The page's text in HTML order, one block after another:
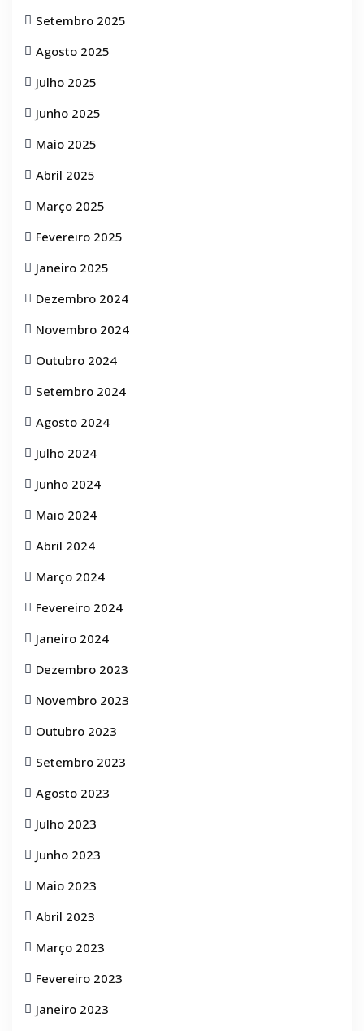
Setembro 2025
Agosto 2025
Julho 2025
Junho 2025
Maio 2025
Abril 2025
Março 2025
Fevereiro 2025
Janeiro 2025
Dezembro 2024
Novembro 2024
Outubro 2024
Setembro 2024
Agosto 2024
Julho 2024
Junho 2024
Maio 2024
Abril 2024
Março 2024
Fevereiro 2024
Janeiro 2024
Dezembro 2023
Novembro 2023
Outubro 2023
Setembro 2023
Agosto 2023
Julho 2023
Junho 2023
Maio 2023
Abril 2023
Março 2023
Fevereiro 2023
Janeiro 2023